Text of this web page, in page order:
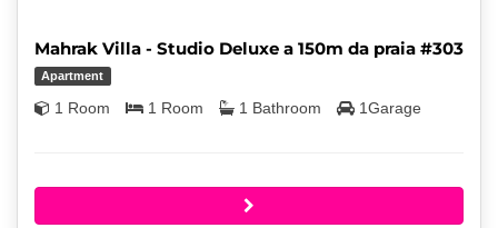
Mahrak Villa - Studio Deluxe a 150m da praia #303
Apartment
1 Room 1 Room 1 Bathroom 1Garage